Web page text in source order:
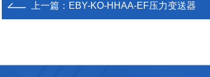
上一篇： EBY-KO-HHAA-EF压力变送器